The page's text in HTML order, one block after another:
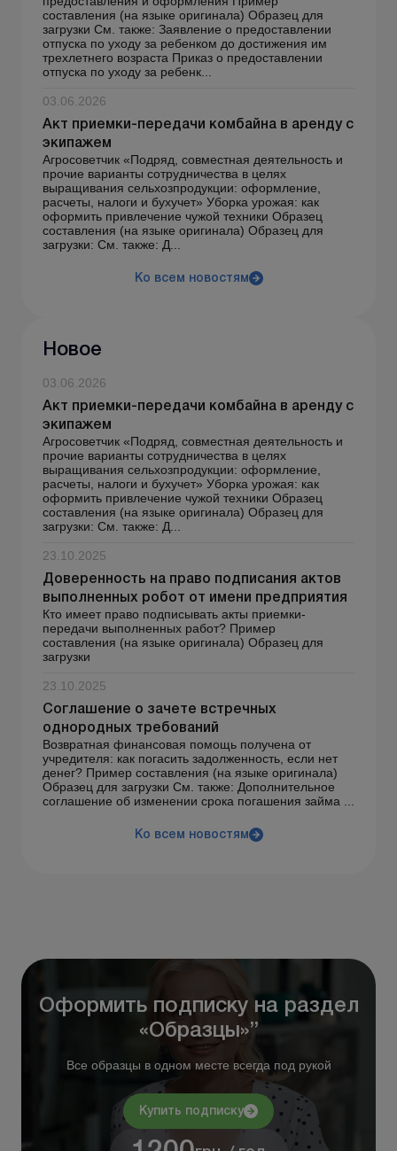
составления (на языке оригинала) Образец для
загрузки См. также: Заявление о предоставлении
отпуска по уходу за ребенком до достижения им
трехлетнего возраста Приказ о предоставлении
отпуска по уходу за ребенк...
03.06.2026
Акт приемки-передачи комбайна в аренду с
экипажем
Агросоветчик «Подряд, совместная деятельность и
прочие варианты сотрудничества в целях
выращивания сельхозпродукции: оформление,
расчеты, налоги и бухучет» Уборка урожая: как
оформить привлечение чужой техники Образец
составления (на языке оригинала) Образец для
загрузки: См. также: Д...
Ко всем новостям
Новое
03.06.2026
Акт приемки-передачи комбайна в аренду с
экипажем
Агросоветчик «Подряд, совместная деятельность и
прочие варианты сотрудничества в целях
выращивания сельхозпродукции: оформление,
расчеты, налоги и бухучет» Уборка урожая: как
оформить привлечение чужой техники Образец
составления (на языке оригинала) Образец для
загрузки: См. также: Д...
23.10.2025
Доверенность на право подписания актов
выполненных робот от имени предприятия
Кто имеет право подписывать акты приемки-
передачи выполненных работ? Пример
составления (на языке оригинала) Образец для
загрузки
23.10.2025
Соглашение о зачете встречных
однородных требований
Возвратная финансовая помощь получена от
учредителя: как погасить задолженность, если нет
денег? Пример составления (на языке оригинала)
Образец для загрузки См. также: Дополнительное
соглашение об изменении срока погашения займа ...
Ко всем новостям
Оформить подписку на раздел
«Образцы»”
Все образцы в одном месте всегда под рукой
Купить подписку